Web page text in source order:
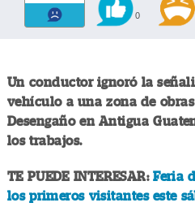
0
Un conductor ignoró la
vehículo a una zona de
Desengaño en Antigua
los trabajos.
TE PUEDE INTERESAR:Feria
los primeros visitantes este